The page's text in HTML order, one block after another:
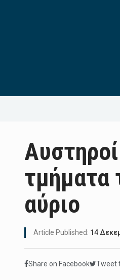
τμήματα
αύριο
Article Published: 14
Share on Facebook Tweet